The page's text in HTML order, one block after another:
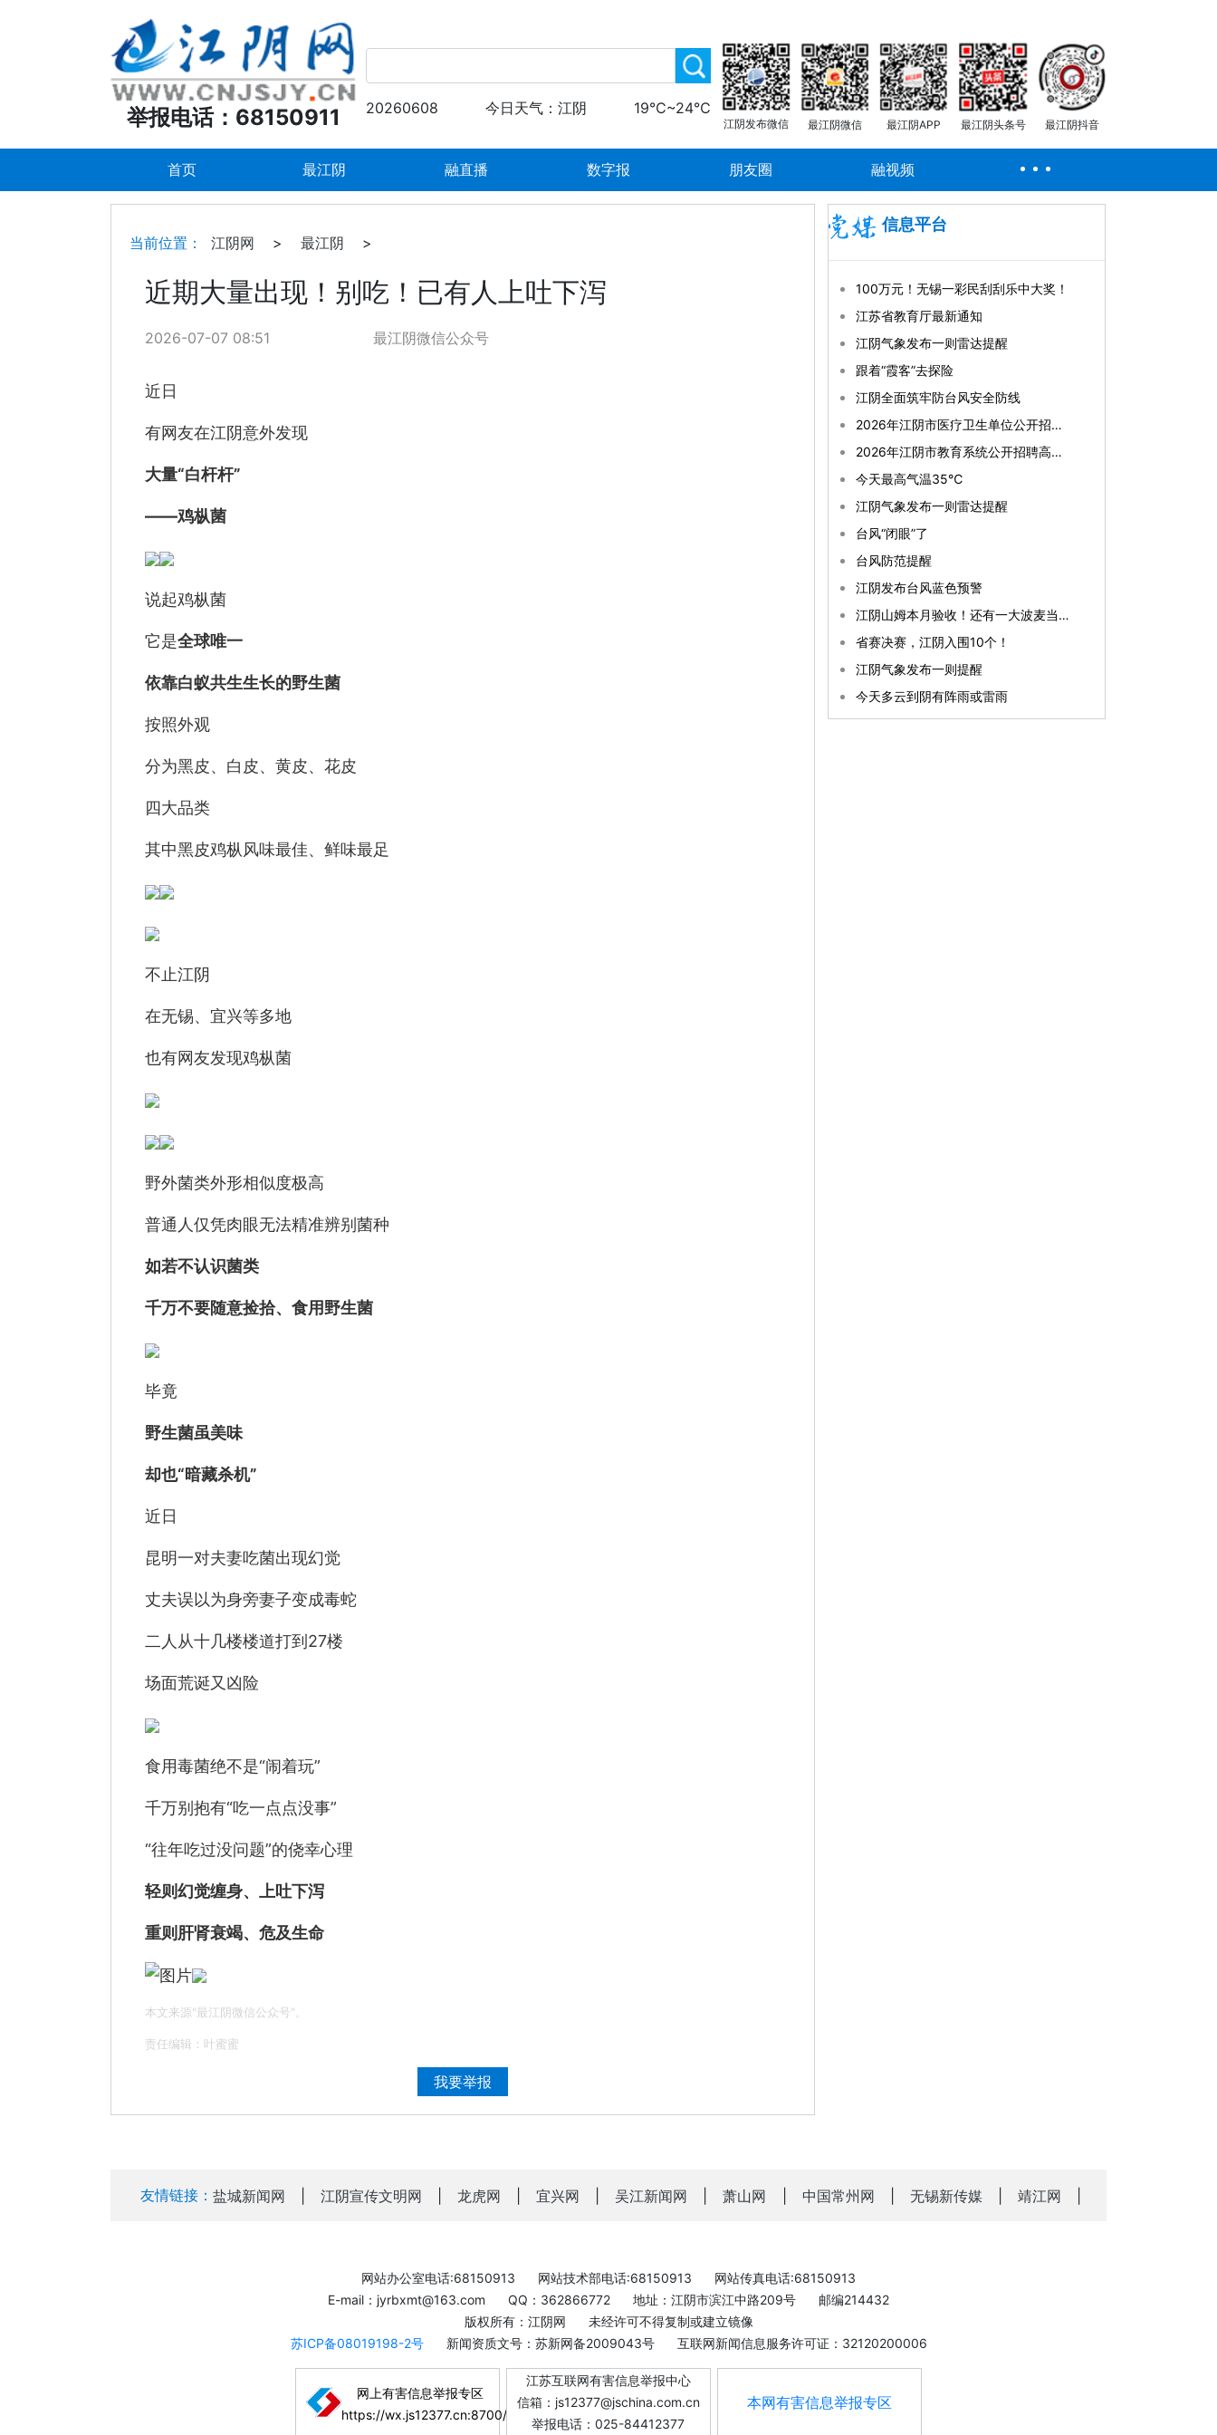
举报电话：68150911 20260608 今日天气：江阴 19℃~24℃
江阴发布微信 最江阴微信 最江阴APP 最江阴头条号 最江阴抖音
首页 最江阴 融直播 数字报 朋友圈 融视频
当前位置： 江阴网 > 最江阴 >
近期大量出现！别吃！已有人上吐下泻
2026-07-07 08:51 最江阴微信公众号
近日
有网友在江阴意外发现
大量“白杆杆”
——鸡枞菌
说起鸡枞菌
它是全球唯一
依靠白蚁共生生长的野生菌
按照外观
分为黑皮、白皮、黄皮、花皮
四大品类
其中黑皮鸡枞风味最佳、鲜味最足
不止江阴
在无锡、宜兴等多地
也有网友发现鸡枞菌
野外菌类外形相似度极高
普通人仅凭肉眼无法精准辨别菌种
如若不认识菌类
千万不要随意捡拾、食用野生菌
毕竟
野生菌虽美味
却也“暗藏杀机”
近日
昆明一对夫妻吃菌出现幻觉
丈夫误以为身旁妻子变成毒蛇
二人从十几楼楼道打到27楼
场面荒诞又凶险
食用毒菌绝不是“闹着玩”
千万别抱有“吃一点点没事”
“往年吃过没问题”的侥幸心理
轻则幻觉缠身、上吐下泻
重则肝肾衰竭、危及生命
本文来源"最江阴微信公众号"。
责任编辑：叶蜜蜜
我要举报
信息平台
100万元！无锡一彩民刮刮乐中大奖！
江苏省教育厅最新通知
江阴气象发布一则雷达提醒
跟着“霞客”去探险
江阴全面筑牢防台风安全防线
2026年江阴市医疗卫生单位公开招聘事业编制工作人员拟聘用人员公示（第一批）
2026年江阴市教育系统公开招聘高端人才考试公告
今天最高气温35℃
江阴气象发布一则雷达提醒
台风“闭眼”了
台风防范提醒
江阴发布台风蓝色预警
江阴山姆本月验收！还有一大波麦当劳、711、全家扎堆落地~
省赛决赛，江阴入围10个！
江阴气象发布一则提醒
今天多云到阴有阵雨或雷雨
友情链接： 盐城新闻网 江阴宣传文明网 龙虎网 宜兴网 吴江新闻网 萧山网 中国常州网 无锡新传媒 靖江网
网站办公室电话:68150913 网站技术部电话:68150913
网站传真电话:68150913
E-mail：jyrbxmt@163.com
QQ：362866772 地址：江阴市滨江中路209号
邮编214432
版权所有：江阴网
未经许可不得复制或建立镜像
苏ICP备08019198-2号
新闻资质文号：苏新网备2009043号 互联网新闻信息服务许可证：32120200006
网上有害信息举报专区
https://wx.js12377.cn:8700/
江苏互联网有害信息举报中心
信箱：js12377@jschina.com.cn
举报电话：025-84412377
本网有害信息举报专区